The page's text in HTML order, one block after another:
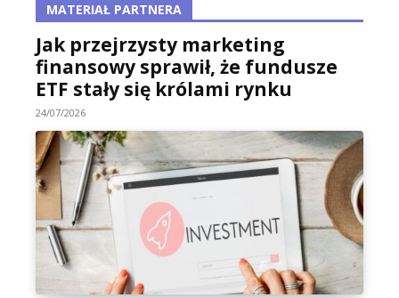
MATERIAŁ PARTNERA
Jak przejrzysty marketing
finansowy sprawił, że fundusze
ETF stały się królami rynku
24/07/2026